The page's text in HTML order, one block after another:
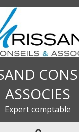
ASSOCIES
Expert comptable